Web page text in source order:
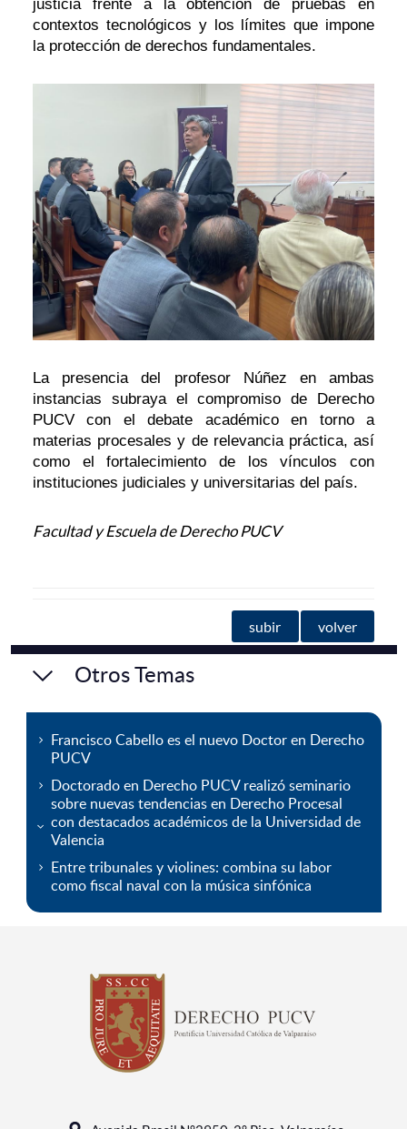
justicia frente a la obtención de pruebas en
contextos tecnológicos y los límites que impone
la protección de derechos fundamentales.
La presencia del profesor Núñez en ambas
instancias subraya el compromiso de Derecho
PUCV con el debate académico en torno a
materias procesales y de relevancia práctica, así
como el fortalecimiento de los vínculos con
instituciones judiciales y universitarias del país.
Facultad y Escuela de Derecho PUCV
subir volver
Otros Temas
Francisco Cabello es el nuevo Doctor en Derecho
PUCV
Doctorado en Derecho PUCV realizó seminario
sobre nuevas tendencias en Derecho Procesal
con destacados académicos de la Universidad de
Valencia
Entre tribunales y violines: combina su labor
como fiscal naval con la música sinfónica